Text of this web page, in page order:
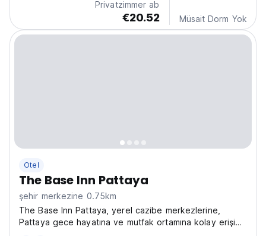
Privatzimmer ab
€20.52 Müsait Dorm Yok
Otel
The Base Inn Pattaya
şehir merkezine 0.75km
The Base Inn Pattaya, yerel cazibe merkezlerine,
Pattaya gece hayatına ve mutfak ortamına kolay erişim